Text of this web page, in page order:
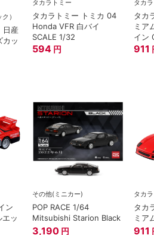
）
産
カッ
タカラトミー
タカラトミー トミカ 04
Honda VFR 白バイ
SCALE 1/32
594 円
タカ
タカ
ミア
イン
Nur
911
ン
ッ
その他(ミニカー)
POP RACE 1/64
Mitsubishi Starion Black
3,190 円
タカ
タカ
911